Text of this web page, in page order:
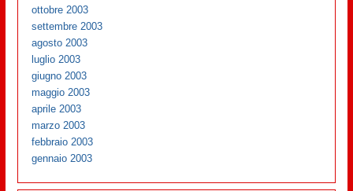
ottobre 2003
settembre 2003
agosto 2003
luglio 2003
giugno 2003
maggio 2003
aprile 2003
marzo 2003
febbraio 2003
gennaio 2003